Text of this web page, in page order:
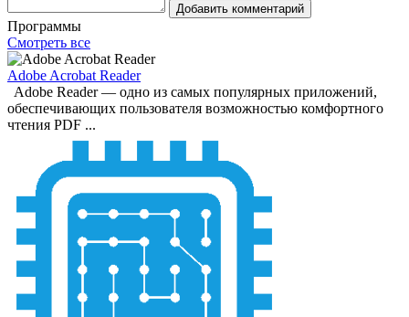
Добавить комментарий
Программы
Смотреть все
Adobe Acrobat Reader
Adobe Reader — одно из самых популярных приложений,
обеспечивающих пользователя возможностью комфортного
чтения PDF ...